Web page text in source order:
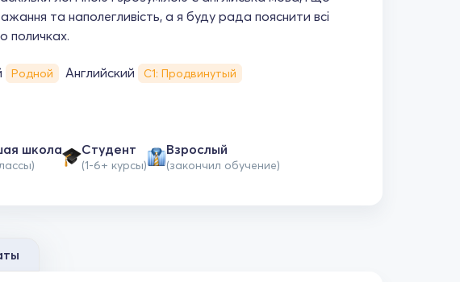
та наполегливість, а я буду рада пояснити всі
поличках.
Родной Английский С1: Продвинутый
школа Студент
(1-6+ курсы)
Взрослый
(закончил обучение)